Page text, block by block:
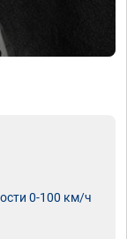
0-100 км/ч